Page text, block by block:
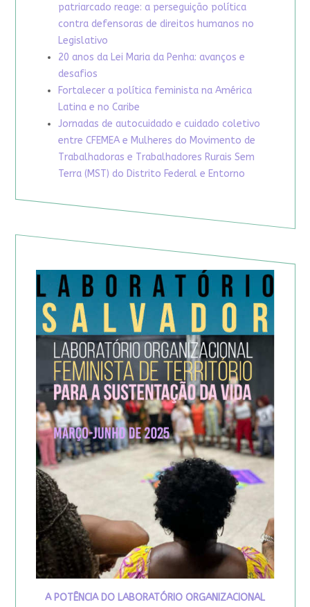
patriarcado reage: a perseguição política
contra defensoras de direitos humanos no
Legislativo
20 anos da Lei Maria da Penha: avanços e
desafios
Fortalecer a política feminista na América
Latina e no Caribe
Jornadas de autocuidado e cuidado coletivo
entre CFEMEA e Mulheres do Movimento de
Trabalhadoras e Trabalhadores Rurais Sem
Terra (MST) do Distrito Federal e Entorno
A POTÊNCIA DO LABORATÓRIO ORGANIZACIONAL